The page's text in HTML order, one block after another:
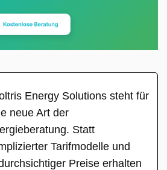
Energy Solutions steht für
neue Art der
Statt
Tarifmodelle und
Preise erhalten